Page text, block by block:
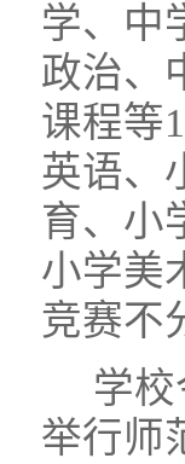
学、中
政治、
课程等
英语、
育、小
小学美
竞赛不
学
举行师